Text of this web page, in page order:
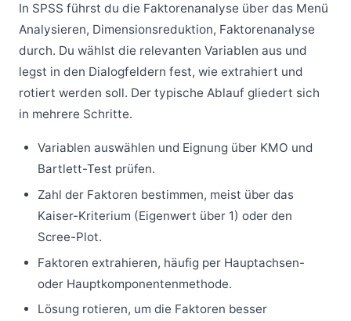
In SPSS führst du die Faktorenanalyse über das Menü
Analysieren, Dimensionsreduktion, Faktorenanalyse
durch. Du wählst die relevanten Variablen aus und
legst in den Dialogfeldern fest, wie extrahiert und
rotiert werden soll. Der typische Ablauf gliedert sich
in mehrere Schritte.
Variablen auswählen und Eignung über KMO und
Bartlett-Test prüfen.
Zahl der Faktoren bestimmen, meist über das
Kaiser-Kriterium (Eigenwert über 1) oder den
Scree-Plot.
Faktoren extrahieren, häufig per Hauptachsen-
oder Hauptkomponentenmethode.
Lösung rotieren, um die Faktoren besser